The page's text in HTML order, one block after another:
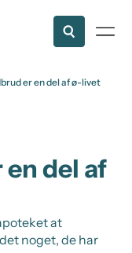
er en del af ø-livet
del af
at
noget, de har